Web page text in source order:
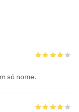
só nome.